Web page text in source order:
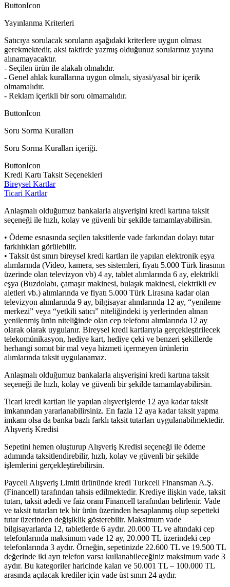
ButtonIcon
Yayınlanma Kriterleri
Satıcıya sorulacak soruların aşağıdaki kriterlere uygun olması
gerekmektedir, aksi taktirde yazmış olduğunuz sorularınız yayına
alınamayacaktır.
- Seçilen ürün ile alakalı olmalıdır.
- Genel ahlak kurallarına uygun olmalı, siyasi/yasal bir içerik
olmamalıdır.
- Reklam içerikli bir soru olmamalıdır.
ButtonIcon
Soru Sorma Kuralları
Soru Sorma Kuralları içeriği.
ButtonIcon
Kredi Kartı Taksit Seçenekleri
Bireysel Kartlar
Ticari Kartlar
Anlaşmalı olduğumuz bankalarla alışverişini kredi kartına taksit
seçeneği ile hızlı, kolay ve güvenli bir şekilde tamamlayabilirsin.
• Ödeme esnasında seçilen taksitlerde vade farkından dolayı tutar
farklılıkları görülebilir.
• Taksit üst sınırı bireysel kredi kartları ile yapılan elektronik eşya
alımlarında (Video, kamera, ses sistemleri, fiyatı 5.000 Türk lirasının
üzerinde olan televizyon vb) 4 ay, tablet alımlarında 6 ay, elektrikli
eşya (Buzdolabı, çamaşır makinesi, bulaşık makinesi, elektrikli ev
aletleri vb.) alımlarında ve fiyatı 5.000 Türk Lirasına kadar olan
televizyon alımlarında 9 ay, bilgisayar alımlarında 12 ay, “yenileme
merkezi” veya “yetkili satıcı” niteliğindeki iş yerlerinden alınan
yenilenmiş ürün niteliğinde olan cep telefonu alımlarında 12 ay
olarak olarak uygulanır. Bireysel kredi kartlarıyla gerçekleştirilecek
telekomünikasyon, hediye kart, hediye çeki ve benzeri şekillerde
herhangi somut bir mal veya hizmeti içermeyen ürünlerin
alımlarında taksit uygulanamaz.
Anlaşmalı olduğumuz bankalarla alışverişini kredi kartına taksit
seçeneği ile hızlı, kolay ve güvenli bir şekilde tamamlayabilirsin.
Ticari kredi kartları ile yapılan alışverişlerde 12 aya kadar taksit
imkanından yararlanabilirsiniz. En fazla 12 aya kadar taksit yapma
imkanı olsa da banka bazlı farklı taksit tutarları uygulanabilmektedir.
Alışveriş Kredisi
Sepetini hemen oluşturup Alışveriş Kredisi seçeneği ile ödeme
adımında taksitlendirebilir, hızlı, kolay ve güvenli bir şekilde
işlemlerini gerçekleştirebilirsin.
Paycell Alışveriş Limiti ürününde kredi Turkcell Finansman A.Ş.
(Financell) tarafından tahsis edilmektedir. Krediye ilişkin vade, taksit
tutarı, taksit adedi ve faiz oranı Financell tarafından belirlenir. Vade
ve taksit tutarları tek bir ürün üzerinden hesaplanmış olup sepetteki
tutar üzerinden değişiklik gösterebilir. Maksimum vade
bilgisayarlarda 12, tabletlerde 6 aydır. 20.000 TL ve altındaki cep
telefonlarında maksimum vade 12 ay, 20.000 TL üzerindeki cep
telefonlarında 3 aydır. Örneğin, sepetinizde 22.600 TL ve 19.500 TL
değerinde iki ayrı telefon varsa kullanabileceğiniz maksimum vade 3
aydır. Bu kategoriler haricinde kalan ve 50.001 TL – 100.000 TL
arasında açılacak krediler için vade üst sınırı 24 aydır.